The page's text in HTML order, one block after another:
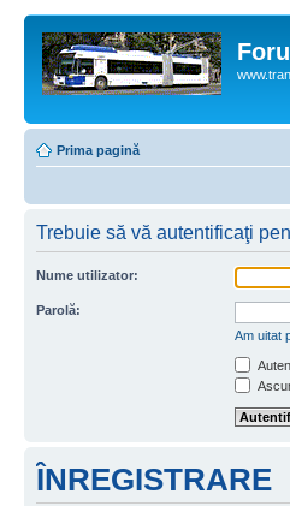
Prima pagină
Trebuie să vă autentificaţi
Nume utilizator:
Parolă:
Am uitat
ÎNREGISTRARE